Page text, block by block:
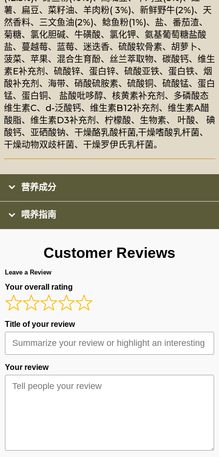
薯、扁豆、菜籽油、羊肉粉( 3%)、新鲜野牛(2%)、天
然香料、三文鱼油(2%)、鲶鱼粉(1%)、盐、番茄渣、
菊糖、氯化胆碱、牛磺酸、氯化钾、氨基葡萄糖盐酸
盐、蔓越莓、蓝莓、迷迭香、硫酸软骨素、胡萝卜、
菠菜、苹果、混合生育酚、丝兰萃取物、碳酸钙、维生
素E补充剂、硫酸锌、蛋白锌、硫酸亚铁、蛋白铁、烟
酸补充剂、海带、硝酸硫胺素、硫酸铜、硫酸锰、蛋白
锰、蛋白铜、 盐酸吡哆醇、核黄素补充剂、多磷酸态
维生素C、d-泛酸钙、维生素B12补充剂、维生素A醋
酸脂、维生素D3补充剂、柠檬酸、生物素、 叶酸、 碘
酸钙、亚硒酸钠、干燥酪乳酸杆菌,干燥嗜酸乳杆菌、
干燥动物双歧杆菌、干燥罗伊氏乳杆菌。
营养成分
喂养指南
Customer Reviews
Leave a Review
Your overall rating
Title of your review
Your review